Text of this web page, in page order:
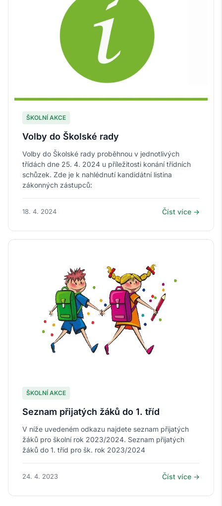
ŠKOLNÍ AKCE
Volby do Školské rady
Volby do Školské rady proběhnou v jednotlivých
třídách dne 25. 4. 2024 u příležitosti konání třídních
schůzek. Zde je k nahlédnutí kandidátní listina
zákonných zástupců:
18. 4. 2024 Číst více →
ŠKOLNÍ AKCE
Seznam přijatých žáků do 1. tříd
V níže uvedeném odkazu najdete seznam přijatých
žáků pro školní rok 2023/2024. Seznam přijatých
žáků do 1. tříd pro šk. rok 2023/2024
24. 4. 2023 Číst více →